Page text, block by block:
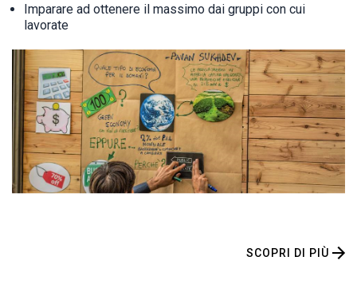
Imparare ad ottenere il massimo dai gruppi con cui
lavorate
SCOPRI DI PIÙ